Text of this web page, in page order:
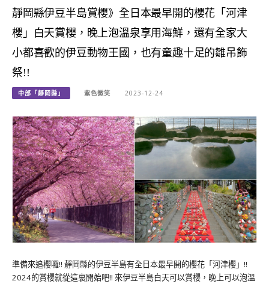
靜岡縣伊豆半島賞櫻》全日本最早開的櫻花「河津
櫻」白天賞櫻，晚上泡溫泉享用海鮮，還有全家大
小都喜歡的伊豆動物王國，也有童趣十足的雛吊飾
祭!!
中部「靜岡縣」 紫色微笑 2023-12-24
準備來追櫻囉!! 靜岡縣的伊豆半島有全日本最早開的櫻花「河津櫻」!!
2024的賞櫻就從這裏開始吧!! 來伊豆半島白天可以賞櫻，晚上可以泡溫